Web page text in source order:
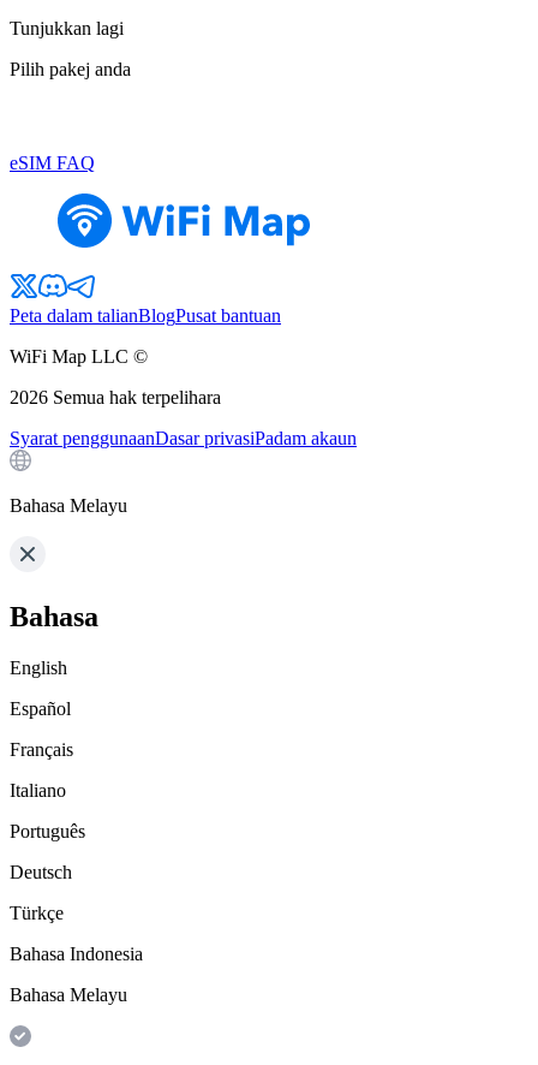
Tunjukkan lagi
Pilih pakej anda
eSIM FAQ
Peta dalam talianBlogPusat bantuan
WiFi Map LLC ©
2026 Semua hak terpelihara
Syarat penggunaanDasar privasiPadam akaun
Bahasa Melayu
Bahasa
English
Español
Français
Italiano
Português
Deutsch
Türkçe
Bahasa Indonesia
Bahasa Melayu